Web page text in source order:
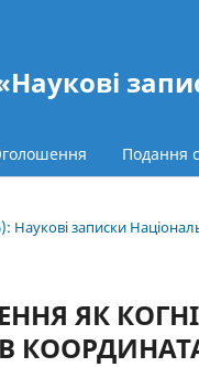
Подання
Наукові записки
ЯК